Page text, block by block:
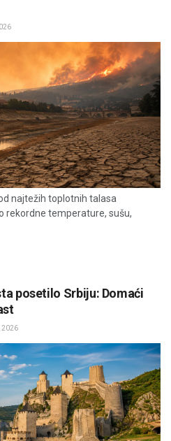
najtežih toplotnih talasa
rekordne temperature, sušu,
posetilo Srbiju: Domaći
2026